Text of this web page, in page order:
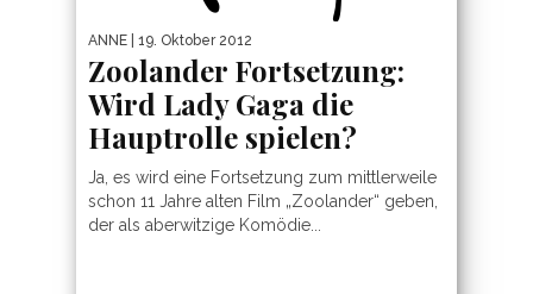
ANNE | 19. Oktober 2012
Zoolander Fortsetzung:
Wird Lady Gaga die
Hauptrolle spielen?
Ja, es wird eine Fortsetzung zum mittlerweile
schon 11 Jahre alten Film „Zoolander“ geben,
der als aberwitzige Komödie...